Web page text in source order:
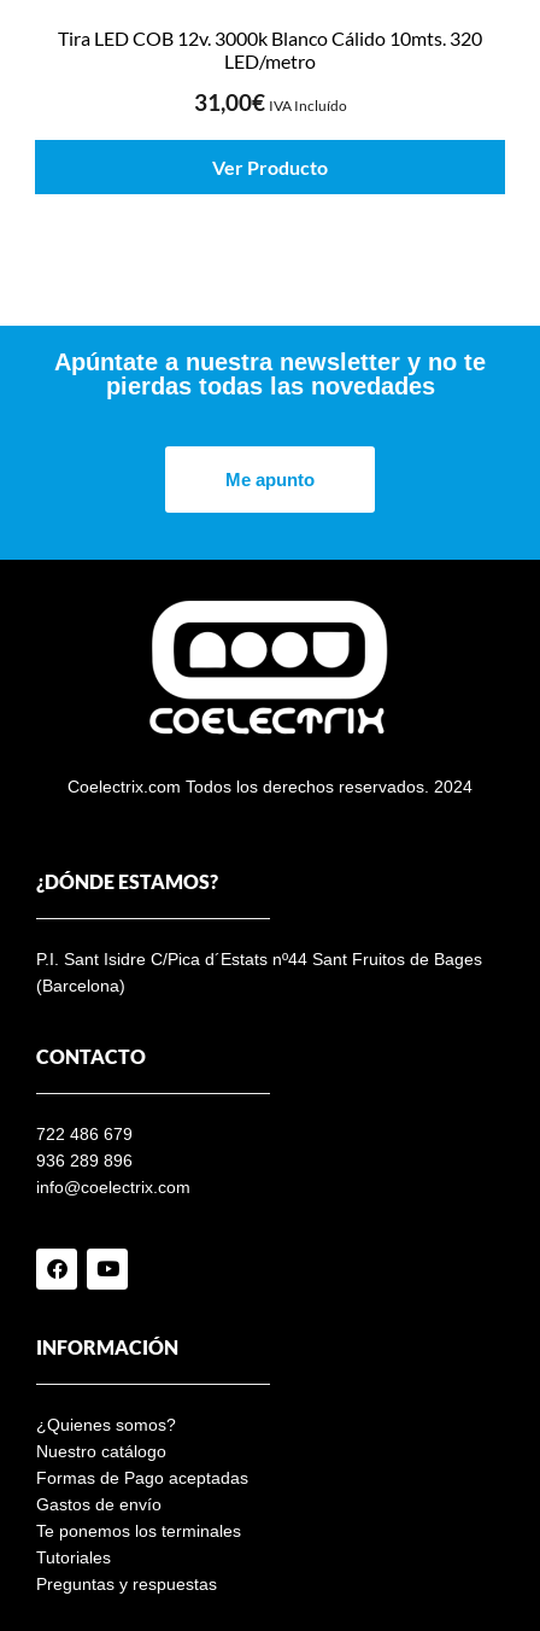
Tira LED COB 12v. 3000k Blanco Cálido 10mts. 320
LED/metro
31,00€ IVA Incluído
Ver Producto
Apúntate a nuestra newsletter y no te
pierdas todas las novedades
Me apunto
Coelectrix.com Todos los derechos reservados. 2024
¿DÓNDE ESTAMOS?
P.I. Sant Isidre C/Pica d´Estats nº44 Sant Fruitos de Bages
(Barcelona)
CONTACTO
722 486 679
936 289 896
info@coelectrix.com
INFORMACIÓN
¿Quienes somos?
Nuestro catálogo
Formas de Pago aceptadas
Gastos de envío
Te ponemos los terminales
Tutoriales
Preguntas y respuestas